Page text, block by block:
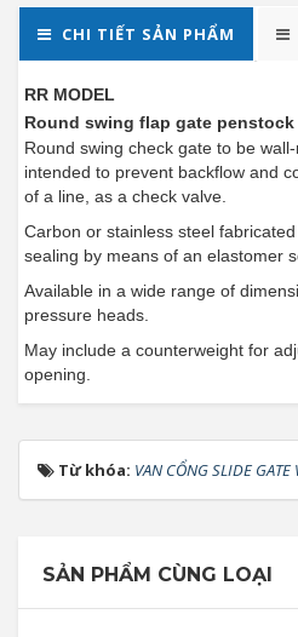
CHI TIẾT SẢN PHẨM
RR MODEL
Round swing flap gate penstock
Round swing check gate to be
intended to prevent backflow and
of a line, as a check valve.
Carbon or stainless steel
sealing by means of an elastomer
Available in a wide range of
pressure heads.
May include a counterweight for
opening.
Từ khóa: VAN CỔNG SLIDE GATE
SẢN PHẨM CÙNG LOẠI